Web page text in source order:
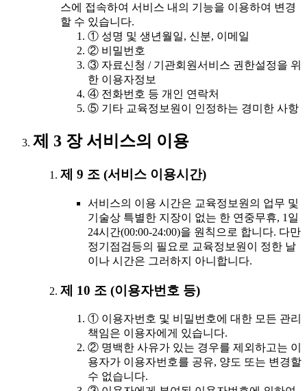
스에 접속하여 서비스 내의 기능을 이용하여 변경
할 수 있습니다.
① 성명 및 생년월일, 신분, 이메일
② 비밀번호
③ 자료신청 / 기관회원서비스 권한설정을 위
한 이용자정보
④ 전화번호 등 개인 연락처
⑤ 기타 교육정보원이 인정하는 경미한 사항
제 3 장 서비스의 이용
제 9 조 (서비스 이용시간)
서비스의 이용 시간은 교육정보원의 업무 및
기술상 특별한 지장이 없는 한 연중무휴, 1일
24시간(00:00-24:00)을 원칙으로 합니다. 다만
정기점검등의 필요로 교육정보원이 정한 날
이나 시간은 그러하지 아니합니다.
제 10 조 (이용자번호 등)
① 이용자번호 및 비밀번호에 대한 모든 관리
책임은 이용자에게 있습니다.
② 명백한 사유가 있는 경우를 제외하고는 이
용자가 이용자번호를 공유, 양도 또는 변경할
수 없습니다.